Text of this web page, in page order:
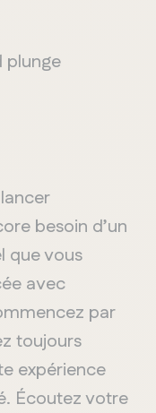
besoin d’un
que vous
avec
par
toujours
expérience
Écoutez votre